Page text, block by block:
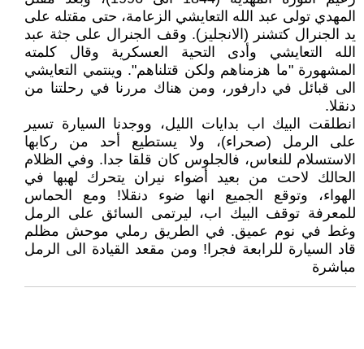
المهدي تولى عبد الله التعايشي الزعامة، حتى مقتله على
يد الجنرال كتشنر (الانجليز). وقف الجنرال على جثة عبد
الله التعايشي وأدى التحية العسكرية وقال كلمته
المشهورة "ما هزمناهم ولكن قتلناهم". وينتمي التعايشي
الى قبائل في دارفور، ومن هناك مررنا في رحلتنا من
دنقلا.
انطلقت البيك اب بدايات الليل، ووجدنا السيارة تسير
على الرمل (صحراء)، ولا يستطيع أحد من ركابها
الاستسلام للنعاس، فالجلوس كان قلقا جدا. وفي الظلام
الحالك لاحت من بعيد أضواء نيران يتحرك لهبها في
الهواء، وتوقع الجميع انها ضوء دنقلا! ومع الحماس
للمعرفة توقف البيك اب، ليرتمى السائق على الرمل
وغط في نوم عميق. في الطريق رملي موحش مظلم
قاد السيارة للرابعة فجرا! ومن مقعد القيادة الى الرمل
مباشرة